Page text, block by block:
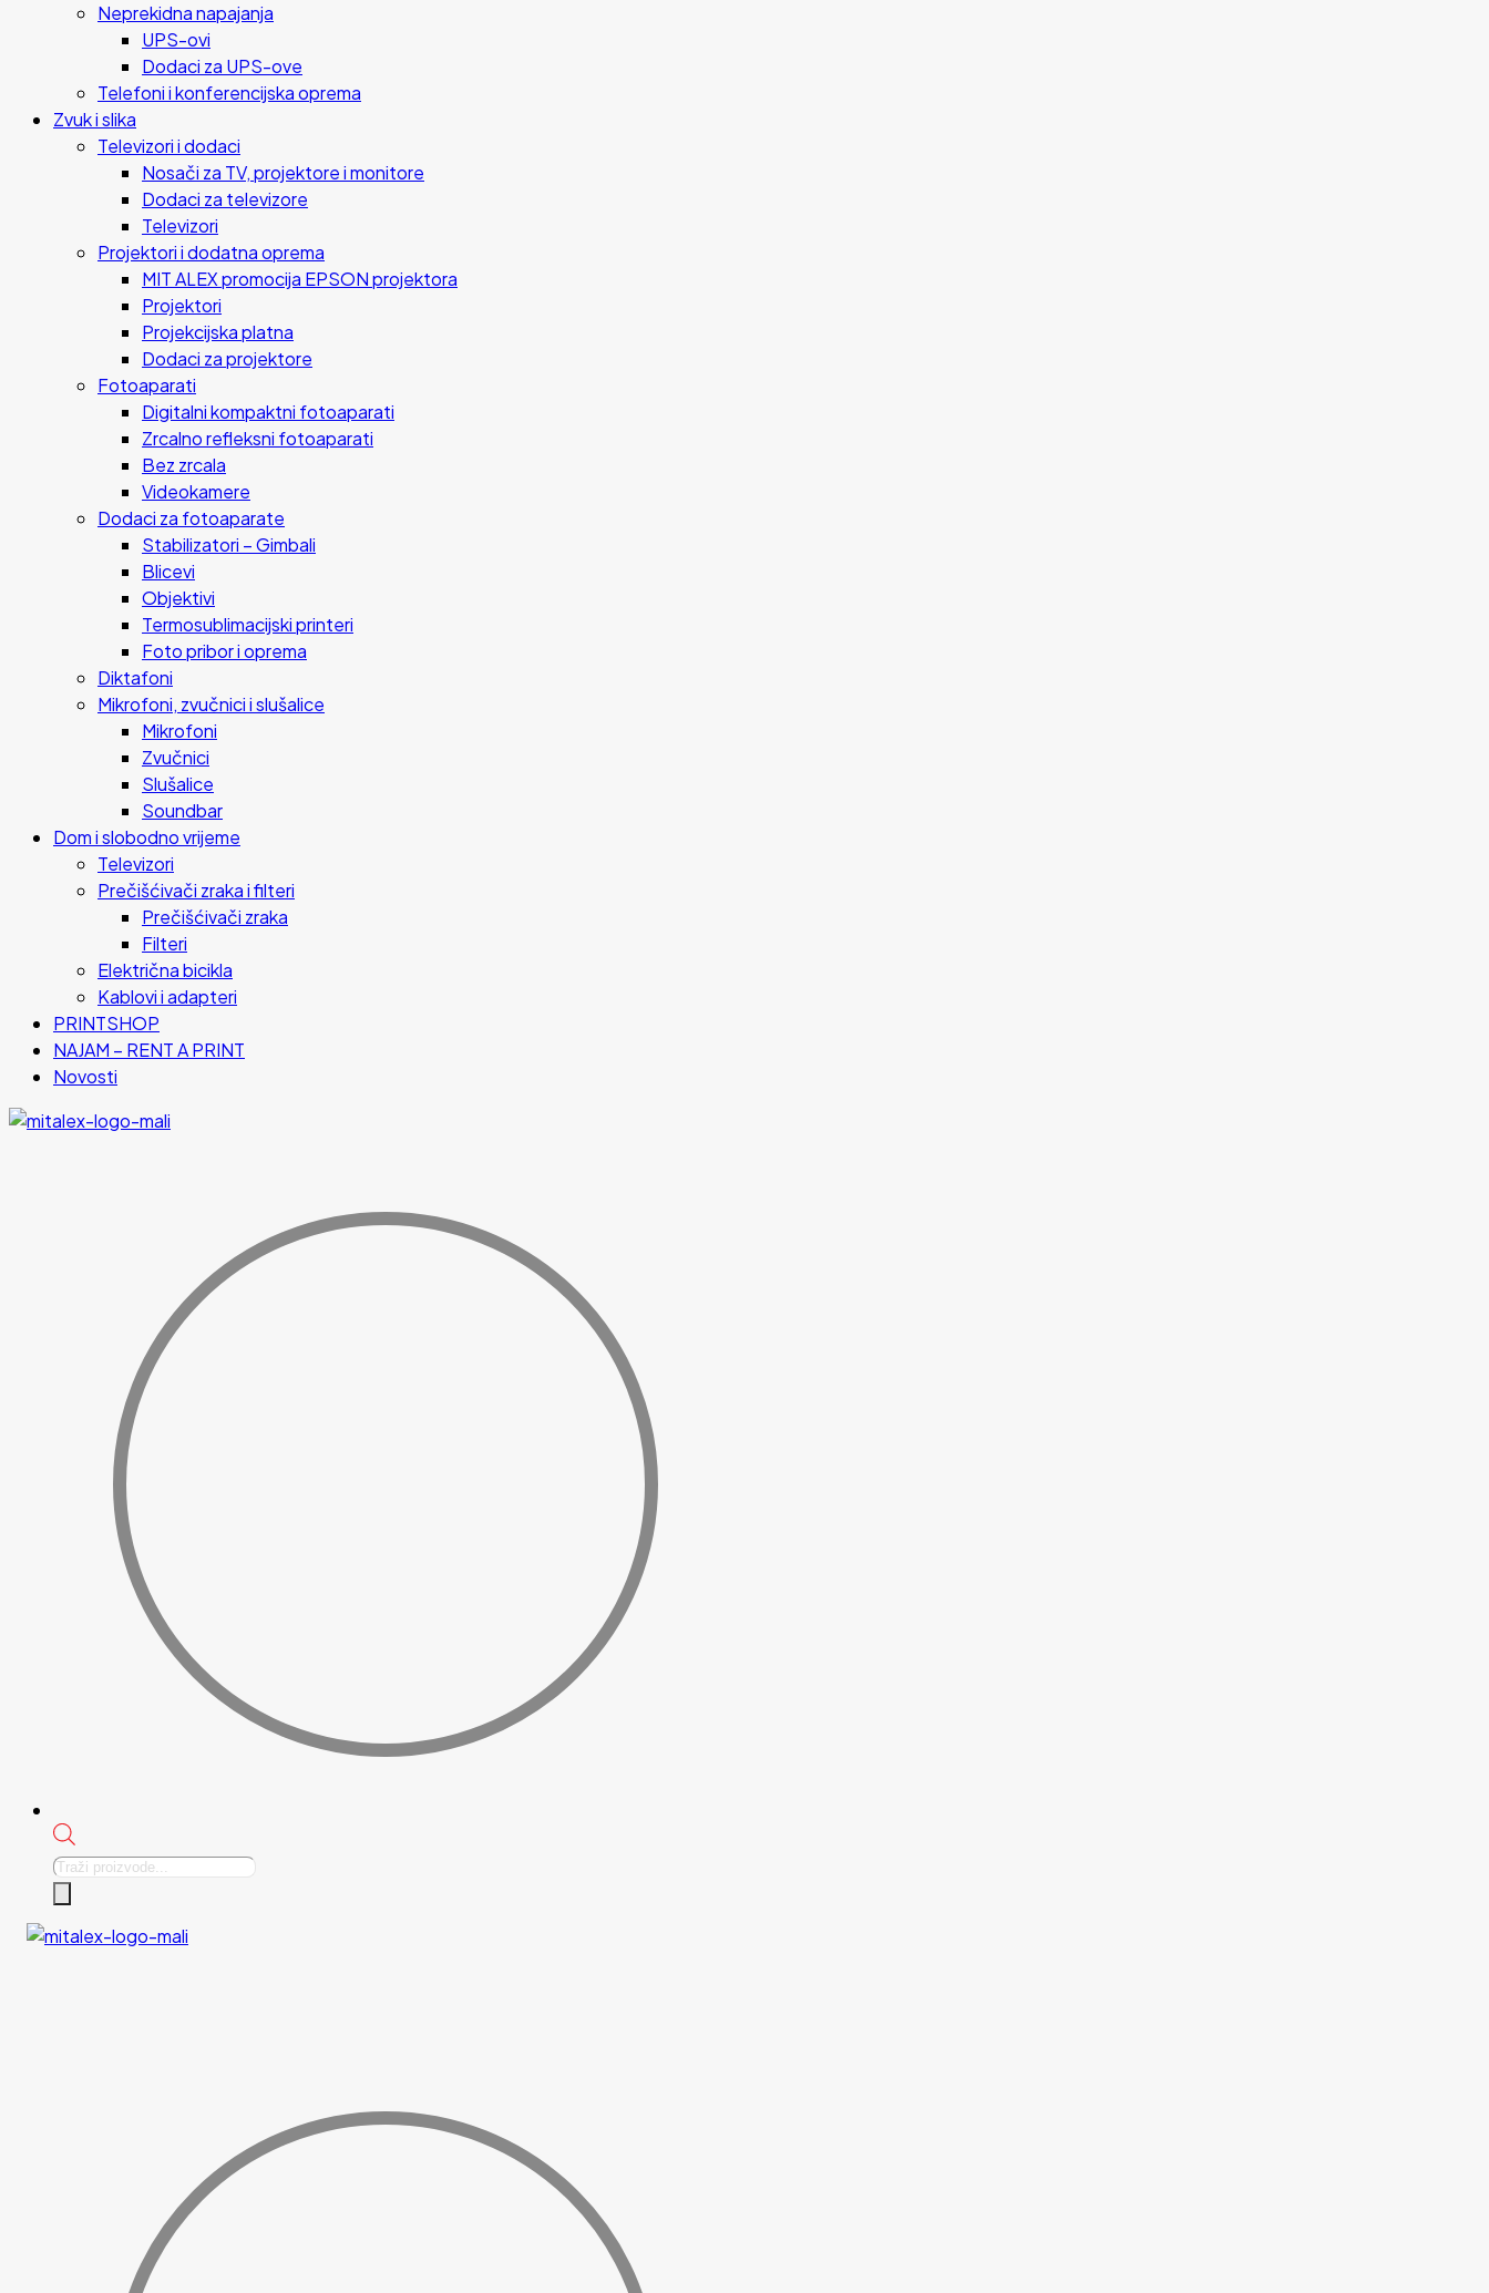
Neprekidna napajanja
UPS-ovi
Dodaci za UPS-ove
Telefoni i konferencijska oprema
Zvuk i slika
Televizori i dodaci
Nosači za TV, projektore i monitore
Dodaci za televizore
Televizori
Projektori i dodatna oprema
MIT ALEX promocija EPSON projektora
Projektori
Projekcijska platna
Dodaci za projektore
Fotoaparati
Digitalni kompaktni fotoaparati
Zrcalno refleksni fotoaparati
Bez zrcala
Videokamere
Dodaci za fotoaparate
Stabilizatori – Gimbali
Blicevi
Objektivi
Termosublimacijski printeri
Foto pribor i oprema
Diktafoni
Mikrofoni, zvučnici i slušalice
Mikrofoni
Zvučnici
Slušalice
Soundbar
Dom i slobodno vrijeme
Televizori
Prečišćivači zraka i filteri
Prečišćivači zraka
Filteri
Električna bicikla
Kablovi i adapteri
PRINTSHOP
NAJAM – RENT A PRINT
Novosti
Products
search